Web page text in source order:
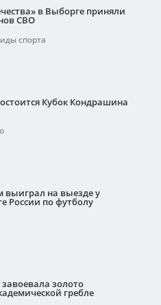
в Выборге приняли
СВО
спорта
Кубок Кондрашина
выиграл на выезде у
России по футболу
золото
гребле